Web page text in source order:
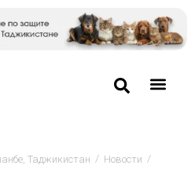
Таджикистан / Новости /